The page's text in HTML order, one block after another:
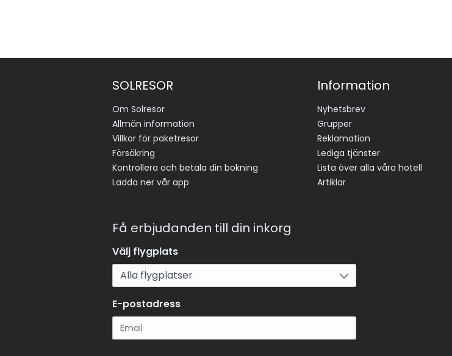
SOLRESOR
Om Solresor
Allmän information
Villkor för paketresor
Försäkring
Kontrollera och betala din bokning
Ladda ner vår app
Information
Nyhetsbrev
Grupper
Reklamation
Lediga tjänster
Lista över alla våra hotell
Artiklar
Få erbjudanden till din inkorg
Välj flygplats
E-postadress